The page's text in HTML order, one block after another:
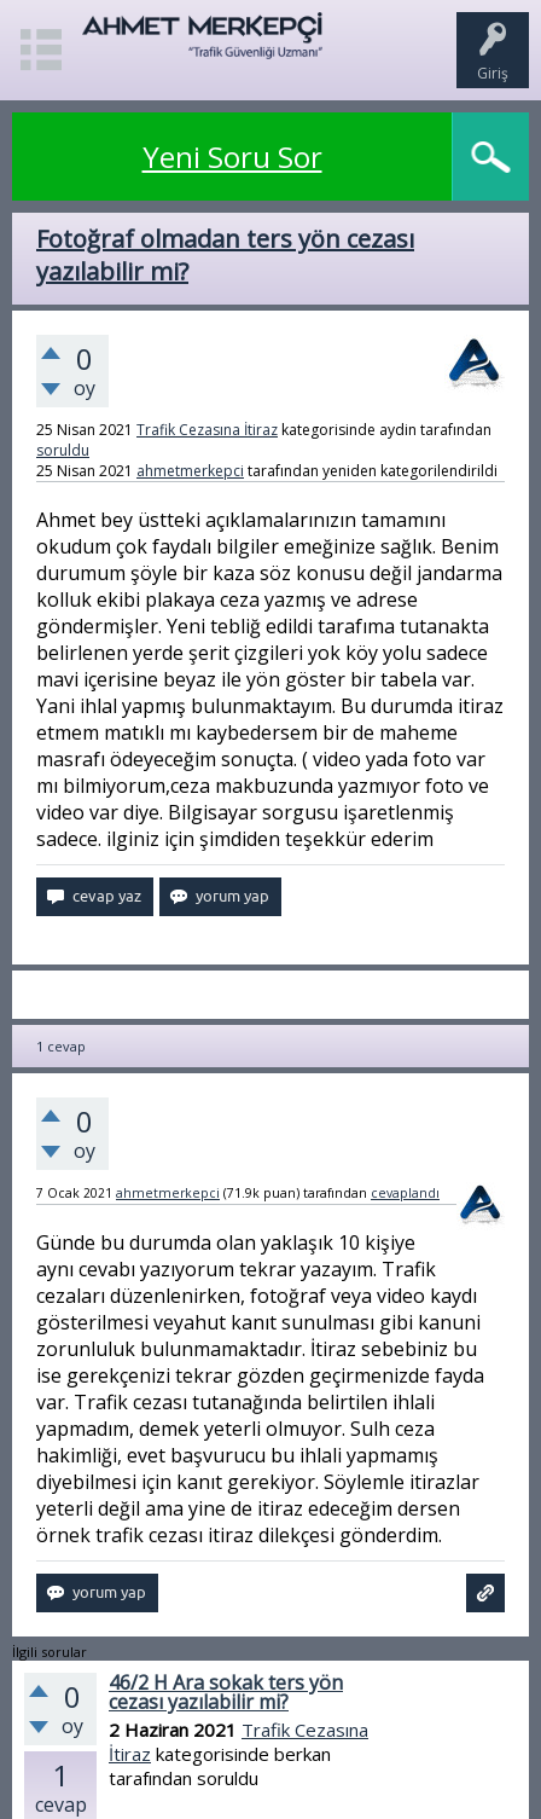
Giriş
Yeni Soru Sor
Fotoğraf olmadan ters yön cezası
yazılabilir mi?
0
oy
25 Nisan 2021 Trafik Cezasına İtirazkategorisinde aydin tarafından
soruldu
25 Nisan 2021 ahmetmerkepci tarafından yeniden kategorilendirildi
Ahmet bey üstteki açıklamalarınızın tamamını
okudum çok faydalı bilgiler emeğinize sağlık. Benim
durumum şöyle bir kaza söz konusu değil jandarma
kolluk ekibi plakaya ceza yazmış ve adrese
göndermişler. Yeni tebliğ edildi tarafıma tutanakta
belirlenen yerde şerit çizgileri yok köy yolu sadece
mavi içerisine beyaz ile yön göster bir tabela var.
Yani ihlal yapmış bulunmaktayım. Bu durumda itiraz
etmem matıklı mı kaybedersem bir de maheme
masrafı ödeyeceğim sonuçta. ( video yada foto var
mı bilmiyorum,ceza makbuzunda yazmıyor foto ve
video var diye. Bilgisayar sorgusu işaretlenmiş
sadece. ilginiz için şimdiden teşekkür ederim
1 cevap
0
oy
7 Ocak 2021 ahmetmerkepci (71.9k puan) tarafından cevaplandı
Günde bu durumda olan yaklaşık 10 kişiye
aynı cevabı yazıyorum tekrar yazayım. Trafik
cezaları düzenlenirken, fotoğraf veya video kaydı
gösterilmesi veyahut kanıt sunulması gibi kanuni
zorunluluk bulunmamaktadır. İtiraz sebebiniz bu
ise gerekçenizi tekrar gözden geçirmenizde fayda
var. Trafik cezası tutanağında belirtilen ihlali
yapmadım, demek yeterli olmuyor. Sulh ceza
hakimliği, evet başvurucu bu ihlali yapmamış
diyebilmesi için kanıt gerekiyor. Söylemle itirazlar
yeterli değil ama yine de itiraz edeceğim dersen
örnek trafik cezası itiraz dilekçesi gönderdim.
İlgili sorular
0
oy
1
cevap
46/2 H Ara sokak ters yön
cezası yazılabilir mi?
2 Haziran 2021 Trafik Cezasına
İtiraz kategorisinde berkan
tarafından soruldu